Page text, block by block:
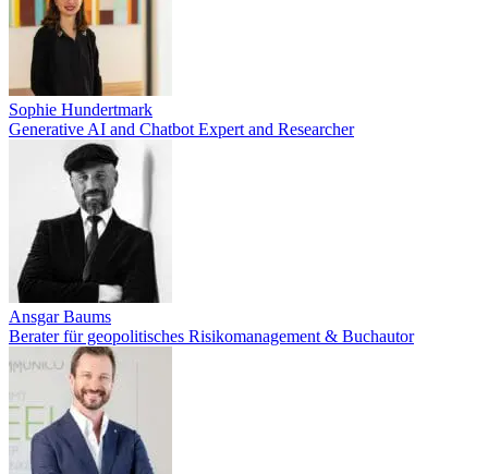
Sophie Hundertmark
Generative AI and Chatbot Expert and Researcher
Ansgar Baums
Berater für geopolitisches Risikomanagement & Buchautor